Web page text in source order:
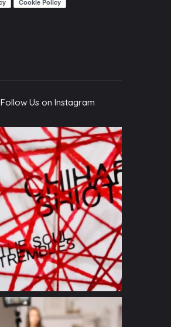
Follow Us on Instagram